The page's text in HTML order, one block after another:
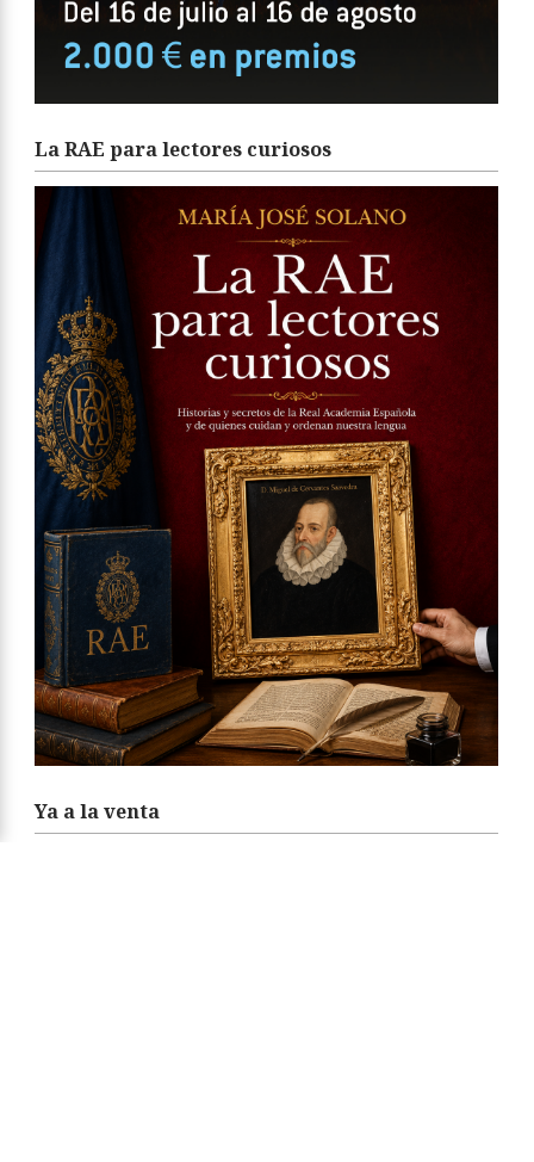
La RAE para lectores curiosos
Ya a la venta